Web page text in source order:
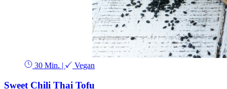
30 Min. Vegan
Sweet Chili Thai Tofu